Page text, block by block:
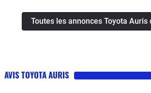
Toutes les annonces Toyota Auris
AVIS TOYOTA AURIS